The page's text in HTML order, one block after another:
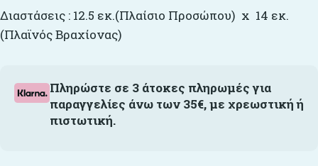
Διαστάσεις : 12.5 εκ.(Πλαίσιο Προσώπου) x 14 εκ.
(Πλαϊνός Βραχίονας)
Πληρώστε σε 3 άτοκες πληρωμές για
παραγγελίες άνω των 35€, με χρεωστική ή
πιστωτική.